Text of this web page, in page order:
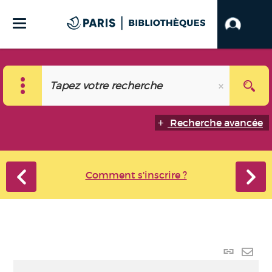
Recherche avancée
Comment s'inscrire ?
Lien